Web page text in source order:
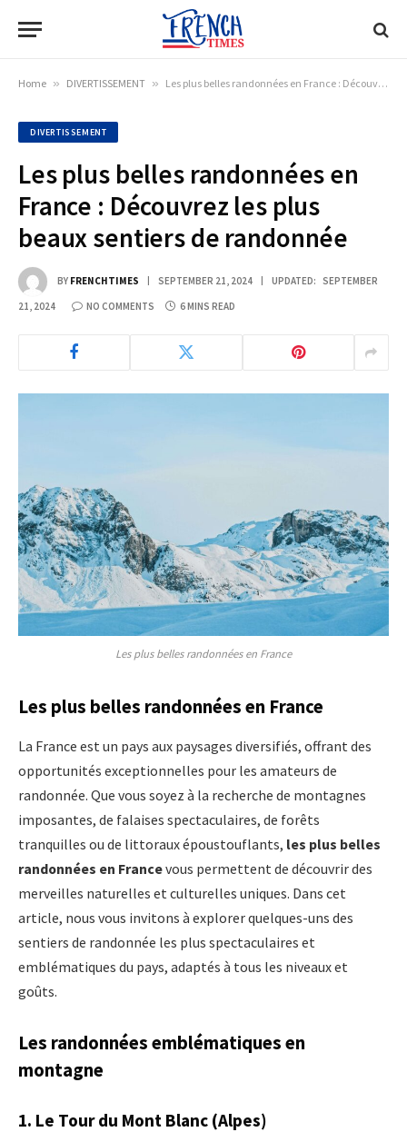
Home » DIVERTISSEMENT » Les plus belles randonnées en France : Découvrez les plus beaux sentiers de randonnée
DIVERTISSEMENT
Les plus belles randonnées en
France : Découvrez les plus
beaux sentiers de randonnée
BY FRENCHTIMES SEPTEMBER 21, 2024 UPDATED: SEPTEMBER
21, 2024 NO COMMENTS 6 MINS READ
Les plus belles randonnées en France
Les plus belles randonnées en France
La France est un pays aux paysages diversifiés, offrant des
opportunités exceptionnelles pour les amateurs de
randonnée. Que vous soyez à la recherche de montagnes
imposantes, de falaises spectaculaires, de forêts
tranquilles ou de littoraux époustouflants, les plus belles
randonnées en Francevous permettent de découvrir des
merveilles naturelles et culturelles uniques. Dans cet
article, nous vous invitons à explorer quelques-uns des
sentiers de randonnée les plus spectaculaires et
emblématiques du pays, adaptés à tous les niveaux et
goûts.
Les randonnées emblématiques en
montagne
1. Le Tour du Mont Blanc (Alpes)